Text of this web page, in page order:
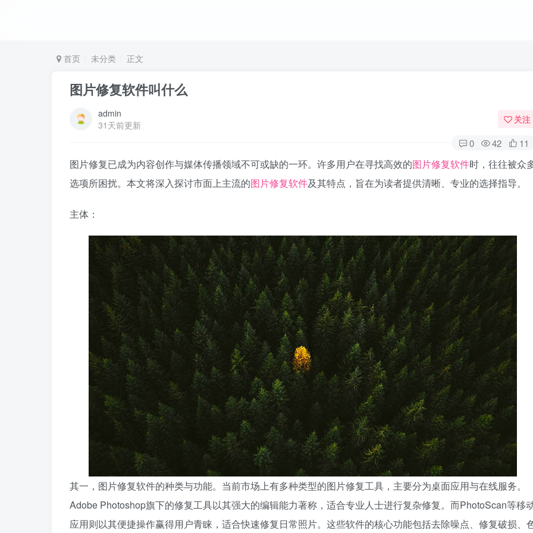
首页 未分类 正文
图片修复软件叫什么
admin
31天前更新
关注
0 42 11
图片修复已成为内容创作与媒体传播领域不可或缺的一环。许多用户在寻找高效的图片修复软件时，往往被众
选项所困扰。本文将深入探讨市面上主流的图片修复软件及其特点，旨在为读者提供清晰、专业的选择指导。
主体：
其一，图片修复软件的种类与功能。当前市场上有多种类型的图片修复工具，主要分为桌面应用与在线服务。
Adobe Photoshop旗下的修复工具以其强大的编辑能力著称，适合专业人士进行复杂修复。而PhotoScan等移
应用则以其便捷操作赢得用户青睐，适合快速修复日常照片。这些软件的核心功能包括去除噪点、修复破损、